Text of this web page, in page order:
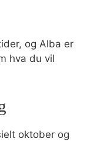
og Alba er
hva du vil
oktober og